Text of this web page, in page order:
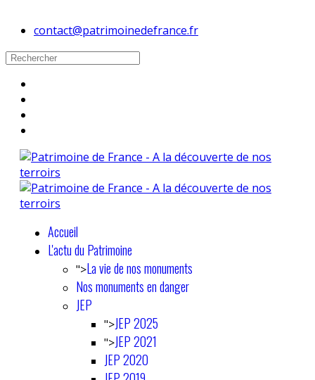
contact@patrimoinedefrance.fr
Accueil
L'actu du Patrimoine
">La vie de nos monuments
Nos monuments en danger
JEP
">JEP 2025
">JEP 2021
JEP 2020